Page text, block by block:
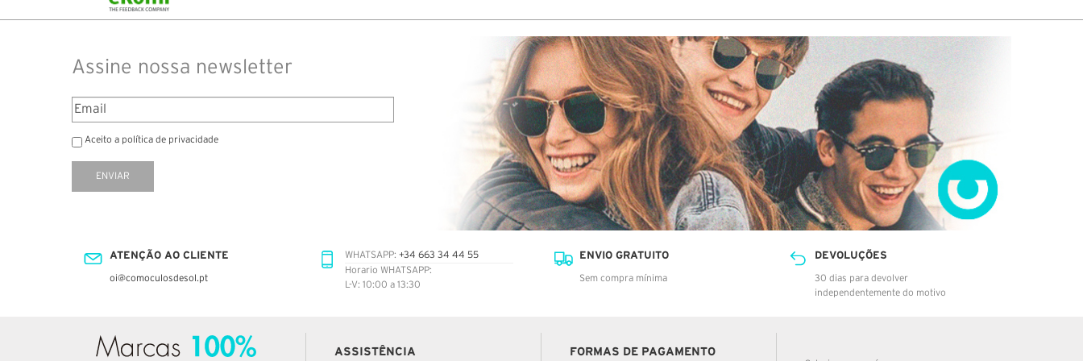
Assine nossa newsletter
Aceito a política de privacidade
ENVIAR
ATENÇÃO AO CLIENTE
oi@comoculosdesol.pt
WHATSAPP: +34 663 34 44 55
Horario WHATSAPP:
L-V: 10:00 a 13:30
ENVIO GRATUITO
Sem compra mínima
DEVOLUÇÕES
30 dias para devolver
independentemente do motivo
ASSISTÊNCIA FORMAS DE PAGAMENTO